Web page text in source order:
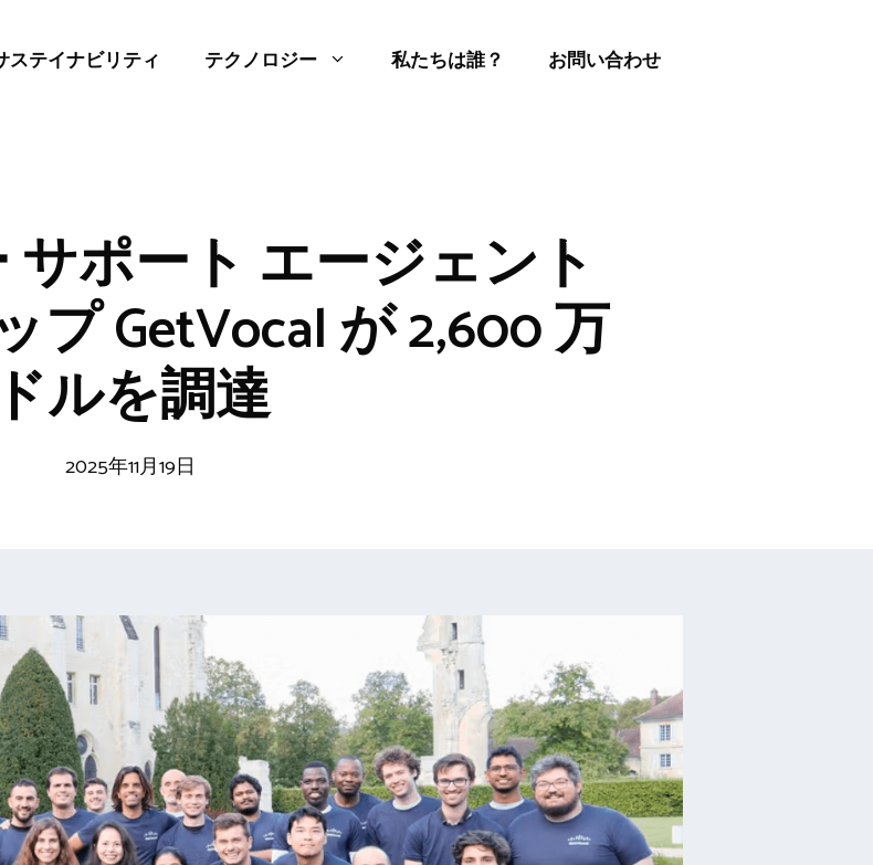
ステイナビリティ テクノロジー 私たちは誰？ お問い合わせ
ポート エージェント
プ GetVocal が 2,600 万
ドルを調達
2025年11月19日